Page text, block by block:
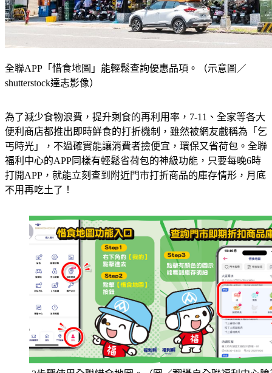
全聯APP「惜食地圖」能輕鬆查詢優惠品項。（示意圖／
為了減少食物浪費，提升剩食的再利用率，7-11、全家等各大
便利商店都推出即時鮮食的打折機制，雖然被網友戲稱為「乞
丐時光」，不過確實能讓消費者撿便宜，環保又省荷包。全聯
福利中心的APP同樣有輕鬆省荷包的神級功能，只要每晚6時
打開APP，就能立刻查到附近門市打折商品的庫存情形，月底